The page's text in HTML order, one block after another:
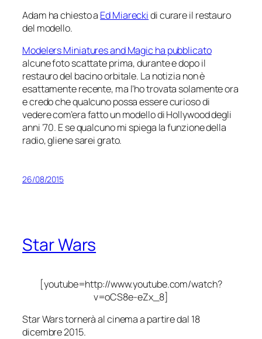
Adam ha chiesto a Ed Miareckidi curare il restauro
del modello.
Modelers Miniatures and Magic ha pubblicato
alcune foto scattate prima, durante e dopo il
restauro del bacino orbitale. La notizia non è
esattamente recente, ma l’ho trovata solamente ora
e credo che qualcuno possa essere curioso di
vedere com’era fatto un modello di Hollywood degli
anni ’70. E se qualcuno mi spiega la funzione della
radio, gliene sarei grato.
26/08/2015
Star Wars
[youtube=http://www.youtube.com/watch?
v=oCS8e-eZx_8]
Star Wars tornerà al cinema a partire dal 18
dicembre 2015.